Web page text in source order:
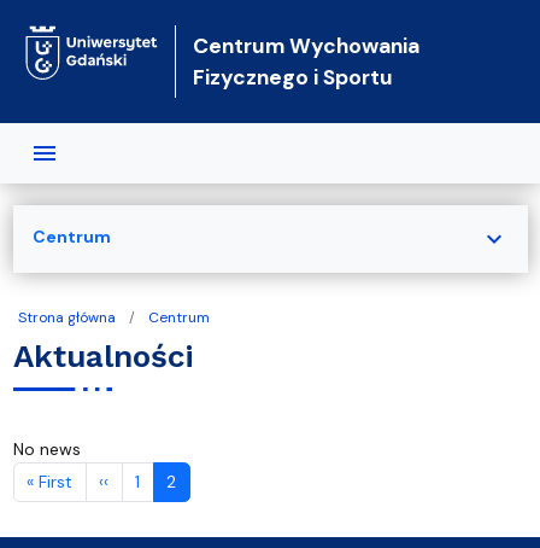
Centrum Wychowania
Fizycznego i Sportu
Strona główna Centrum
Aktualności
No news
Stronicowanie
« First Pierwsza strona
‹‹ Poprzednia strona
1 2
Centrum expand_more